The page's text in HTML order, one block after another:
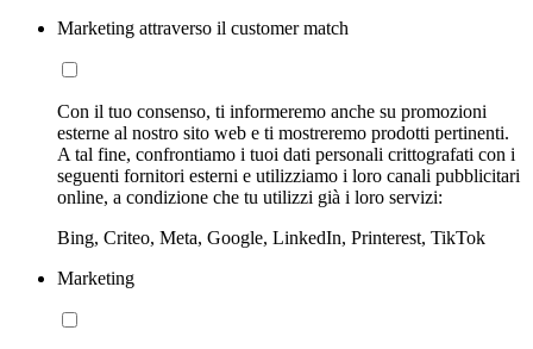
Marketing attraverso il customer match
Con il tuo consenso, ti informeremo anche su promozioni
esterne al nostro sito web e ti mostreremo prodotti pertinenti.
A tal fine, confrontiamo i tuoi dati personali crittografati con i
seguenti fornitori esterni e utilizziamo i loro canali pubblicitari
online, a condizione che tu utilizzi già i loro servizi:
Bing, Criteo, Meta, Google, LinkedIn, Printerest, TikTok
Marketing